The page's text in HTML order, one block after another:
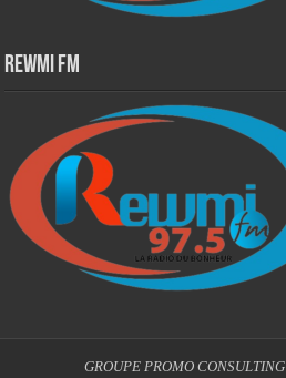
Rewmi Fm
GROUPE PROMO CONSULTING